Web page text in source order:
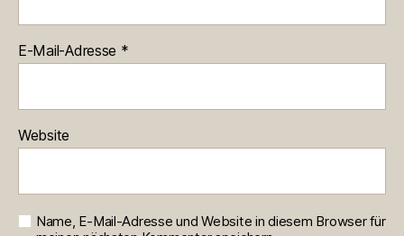
E-Mail-Adresse *
Website
Name, E-Mail-Adresse und Website in diesem Browser für